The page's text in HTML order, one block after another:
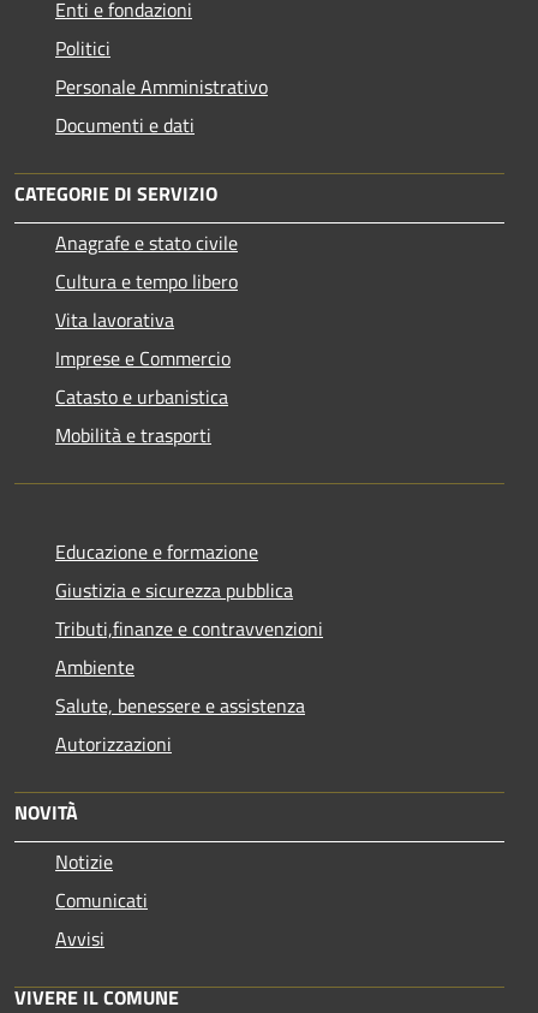
Enti e fondazioni
Politici
Personale Amministrativo
Documenti e dati
CATEGORIE DI SERVIZIO
Anagrafe e stato civile
Cultura e tempo libero
Vita lavorativa
Imprese e Commercio
Catasto e urbanistica
Mobilità e trasporti
Educazione e formazione
Giustizia e sicurezza pubblica
Tributi,finanze e contravvenzioni
Ambiente
Salute, benessere e assistenza
Autorizzazioni
NOVITÀ
Notizie
Comunicati
Avvisi
VIVERE IL COMUNE